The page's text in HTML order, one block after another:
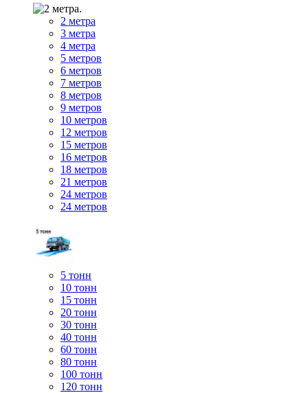
2 метра
3 метра
4 метра
5 метров
6 метров
7 метров
8 метров
9 метров
10 метров
12 метров
15 метров
16 метров
18 метров
21 метров
24 метров
24 метров
5 тонн
10 тонн
15 тонн
20 тонн
30 тонн
40 тонн
60 тонн
80 тонн
100 тонн
120 тонн